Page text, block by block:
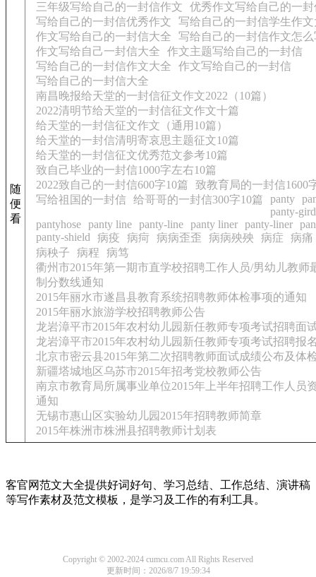
随
便
看
三年级写给自己的一封信作文
优秀作文写给自己的一封
写给自己的一封信优秀作文
写给自己的一封信学生作
作文写给自己的一封信大全
写给自己的一封信作文怎么
作文写给自己一封信大全
作文主题写给自己的一封信
写给自己的一封信作文大全
作文写给自己的一封信
写给自己的一封信大全
南昌晚报给天堂的一封信征文作文2022（10篇）
2022清明节给天堂的一封信征文作文十篇
给天堂的一封信征文作文（通用10篇）
给天堂的一封信清明寄哀思主题征文10篇
给天堂的一封信征文优秀范文参考10篇
致自己毕业的一封信1000字左右10篇
2022致自己的一封信600字10篇
致教育局的一封信1600
写给祖国的一封信 给哥哥的一封信300字10篇 panty
panty-
pantyhose panty line panty-line panty liner panty-liner
panty-shield
病疫 病疴 病病歪歪 病病殃殃 病症
病痛
病秧子
病程
病笃
衢州市2015年第一期市直学校招聘工作人员/男幼儿教师
制分数线通知
2015年丽水市遂昌县教育系统招聘教师体检事项的通知
2015年丽水旅游学校招聘教师公告
龙岩漳平市2015年农村幼儿园新任教师专项考试招聘面
龙岩漳平市2015年农村幼儿园新任教师专项考试招聘报
北京市密云县2015年第二次招聘教师面试成绩公布及体
新疆塔城地区乌苏市2015年招考党校教师公告
南京市教育局所属事业单位2015年上半年招聘工作人员
通知
无锡市惠山区实验幼儿园2015年招聘教师简章
2015年株洲市株洲县招聘教师计划表
客官网范文大全提供好词好句、学习总结、工作总结、演讲稿
等写作素材及范文模板，是学习及工作的有利工具。
Copyright © 2002-2024 cumcu.com All Rights Reserved
更新时间：2026/8/7 19:59:34